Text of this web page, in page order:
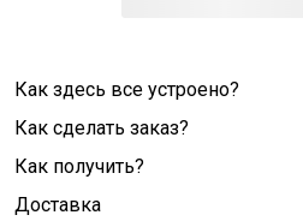
Как здесь все устроено?
Как сделать заказ?
Как получить?
Доставка